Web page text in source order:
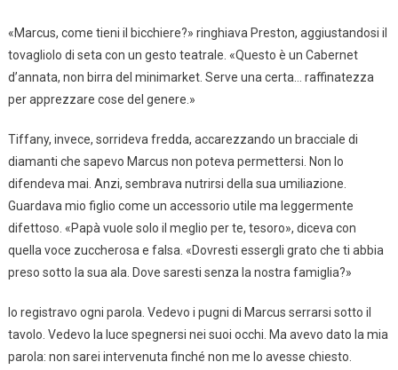
«Marcus, come tieni il bicchiere?» ringhiava Preston, aggiustandosi il
tovagliolo di seta con un gesto teatrale. «Questo è un Cabernet
d’annata, non birra del minimarket. Serve una certa… raffinatezza
per apprezzare cose del genere.»
Tiffany, invece, sorrideva fredda, accarezzando un bracciale di
diamanti che sapevo Marcus non poteva permettersi. Non lo
difendeva mai. Anzi, sembrava nutrirsi della sua umiliazione.
Guardava mio figlio come un accessorio utile ma leggermente
difettoso. «Papà vuole solo il meglio per te, tesoro», diceva con
quella voce zuccherosa e falsa. «Dovresti essergli grato che ti abbia
preso sotto la sua ala. Dove saresti senza la nostra famiglia?»
Io registravo ogni parola. Vedevo i pugni di Marcus serrarsi sotto il
tavolo. Vedevo la luce spegnersi nei suoi occhi. Ma avevo dato la mia
parola: non sarei intervenuta finché non me lo avesse chiesto.